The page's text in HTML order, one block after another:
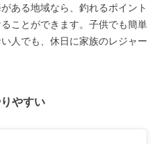
ある地域なら、釣れるポイント
ことができます。子供でも簡単
人でも、休日に家族のレジャー
やすい